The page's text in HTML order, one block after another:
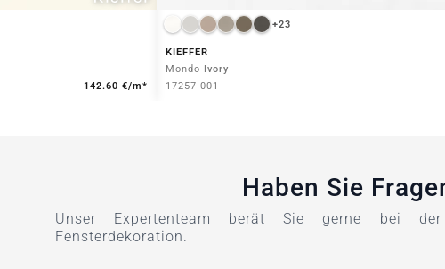
142.60 €/m*
+23
KIEFFER
Mondo
Ivory
17257-001
Haben Sie
Unser Expertenteam berät Sie gerne bei
Fensterdekoration.